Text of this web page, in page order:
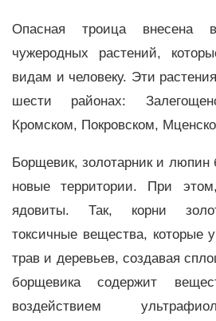
Опасная троица внесена
чужеродных растений,
видам и человеку. Эти
шести районах:
Кромском, Покровском,
Борщевик, золотарник и люпин
новые территории. При
ядовиты. Так, корни
токсичные вещества, которые
трав и деревьев, создавая
борщевика содержит
воздействием